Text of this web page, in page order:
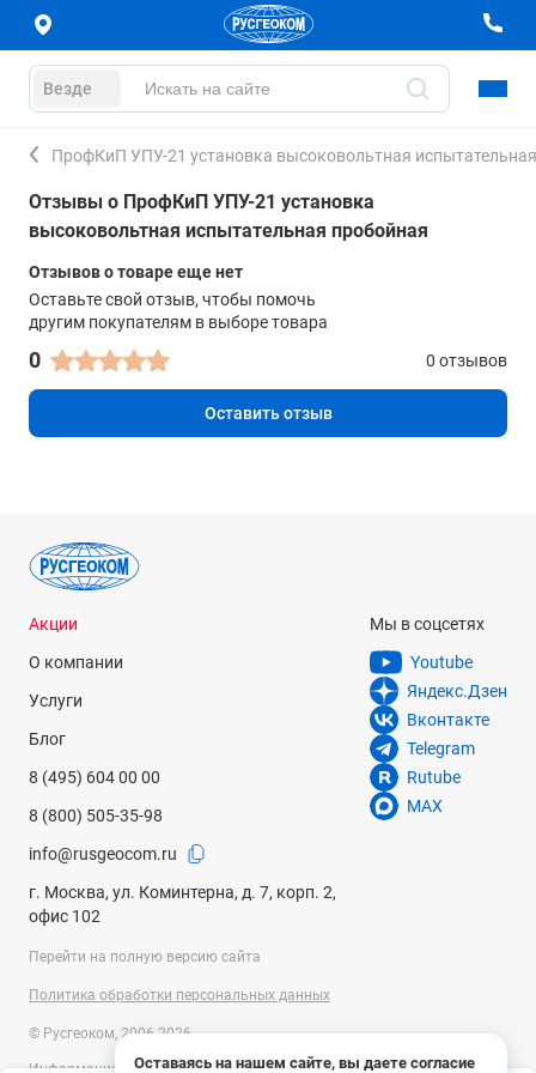
Везде
ПрофКиП УПУ-21 установка высоковольтная
Отзывы о ПрофКиП УПУ-21 установка
высоковольтная испытательная пробойная
Отзывов о товаре еще нет
Оставьте свой отзыв, чтобы помочь
другим покупателям в выборе товара
0 0 отзывов
Оставить отзыв
Оставаясь на нашем сайте, вы даете согласие
Акции
О компании
Услуги
Блог
8 (495) 604 00 00
8 (800) 505-35-98
info@rusgeocom.ru
г. Москва, ул. Коминтерна, д. 7, корп. 2,
офис 102
Мы в соцсетях
Youtube
Яндекс.Дзен
Вконтакте
Telegram
Rutube
MAX
Перейти на полную версию сайта
Политика обработки персональных данных
© Русгеоком, 2006-2026
Информация на сайте носит справочный характер и не является